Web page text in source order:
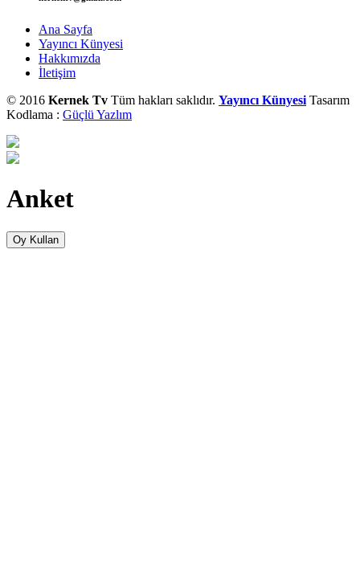
Ana Sayfa
Yayıncı Künyesi
Hakkımızda
İletişim
© 2016 Kernek Tv Tüm hakları saklıdır. Yayıncı Künyesi Tasarım
Kodlama : Güçlü Yazlım
Anket